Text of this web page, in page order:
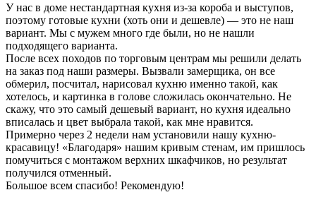
У нас в доме нестандартная кухня из-за короба и выступов,
поэтому готовые кухни (хоть они и дешевле) — это не наш
вариант. Мы с мужем много где были, но не нашли
подходящего варианта.
После всех походов по торговым центрам мы решили делать
на заказ под наши размеры. Вызвали замерщика, он все
обмерил, посчитал, нарисовал кухню именно такой, как
хотелось, и картинка в голове сложилась окончательно. Не
скажу, что это самый дешевый вариант, но кухня идеально
вписалась и цвет выбрала такой, как мне нравится.
Примерно через 2 недели нам установили нашу кухню-
красавицу! «Благодаря» нашим кривым стенам, им пришлось
помучиться с монтажом верхних шкафчиков, но результат
получился отменный.
Большое всем спасибо! Рекомендую!